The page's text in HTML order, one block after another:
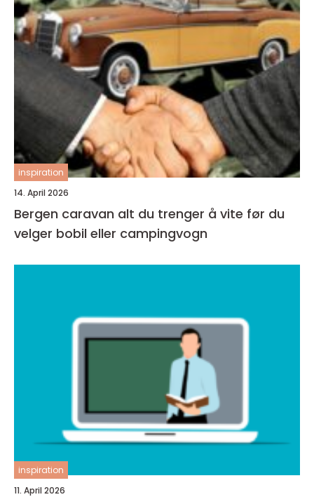
inspiration
14. April 2026
Bergen caravan alt du trenger å vite før du
velger bobil eller campingvogn
inspiration
11. April 2026